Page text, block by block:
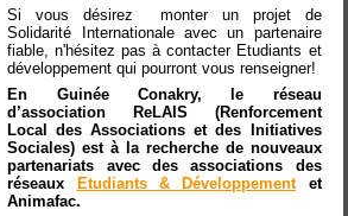
Si vous désirez monter un projet de
Solidarité Internationale avec un partenaire
fiable, n'hésitez pas à contacter Etudiants et
développement qui pourront vous renseigner!
En Guinée Conakry, le réseau
d’association ReLAIS (Renforcement
Local des Associations et des Initiatives
Sociales) est à la recherche de nouveaux
partenariats avec des associations des
réseaux Etudiants & Développementet
Animafac.